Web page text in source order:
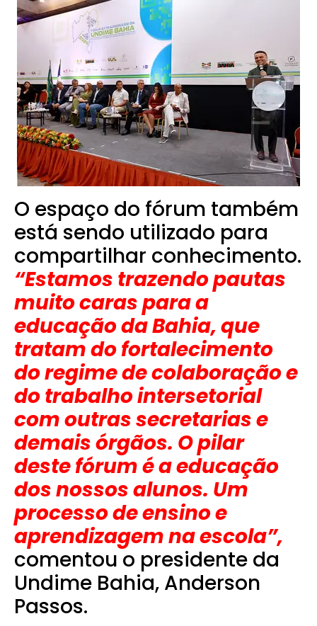
O espaço do fórum também
está sendo utilizado para
compartilhar conhecimento.
“Estamos trazendo pautas
muito caras para a
educação da Bahia, que
tratam do fortalecimento
do regime de colaboração e
do trabalho intersetorial
com outras secretarias e
demais órgãos. O pilar
deste fórum é a educação
dos nossos alunos. Um
processo de ensino e
aprendizagem na escola”,
comentou o presidente da
Undime Bahia, Anderson
Passos.